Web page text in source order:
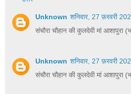
Unknown शनिवार, 27 फ़रवरी
संचौरा चौहान की कुलदेवी मां आशापुरा
Unknown शनिवार, 27 फ़रवरी
संचौरा चौहान की कुलदेवी मां आशापुरा